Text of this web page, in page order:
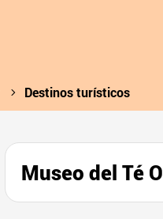
Destinos turísticos
Museo del Té